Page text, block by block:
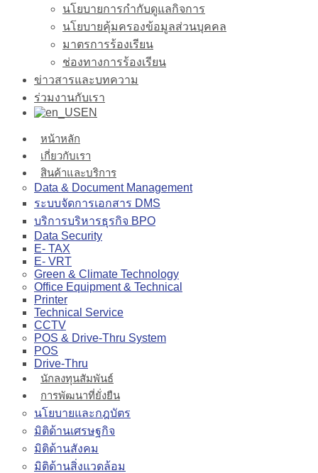
นโยบายการกำกับดูแลกิจการ
นโยบายคุ้มครองข้อมูลส่วนบุคคล
มาตรการร้องเรียน
ช่องทางการร้องเรียน
ข่าวสารและบทความ
ร่วมงานกับเรา
EN
หน้าหลัก
เกี่ยวกับเรา
สินค้าและบริการ
Data & Document Management
ระบบจัดการเอกสาร DMS
บริการบริหารธุรกิจ BPO
Data Security
E- TAX
E- VRT
Green & Climate Technology
Office Equipment & Technical
Printer
Technical Service
CCTV
POS & Drive-Thru System
POS
Drive-Thru
นักลงทุนสัมพันธ์
การพัฒนาที่ยั่งยืน
นโยบายและกฎบัตร
มิติด้านเศรษฐกิจ
มิติด้านสังคม
มิติด้านสิ่งแวดล้อม